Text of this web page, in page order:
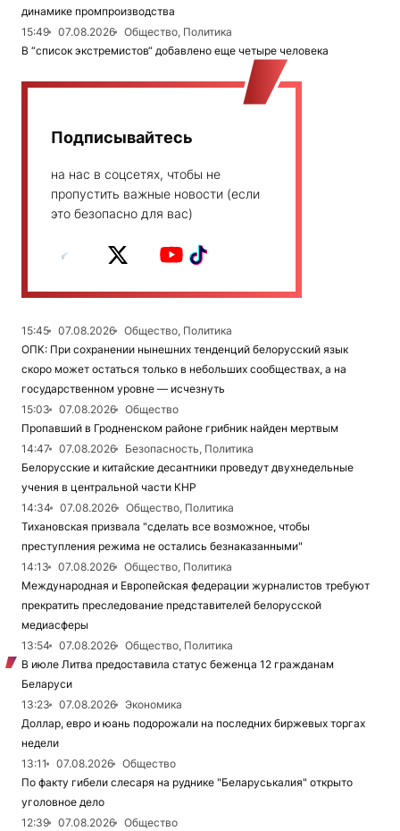
динамике промпроизводства
15:49
07.08.2026
Общество, Политика
В “список экстремистов“ добавлено еще четыре человека
Подписывайтесь
на нас в соцсетях, чтобы не
пропустить важные новости (если
это безопасно для вас)
15:45 07.08.2026
Общество, Политика
ОПК: При сохранении нынешних тенденций белорусский язык
скоро может остаться только в небольших сообществах, а на
государственном уровне — исчезнуть
15:03
07.08.2026
Общество
Пропавший в Гродненском районе грибник найден мертвым
14:47
07.08.2026
Безопасность, Политика
Белорусские и китайские десантники проведут двухнедельные
учения в центральной части КНР
14:34
07.08.2026
Общество, Политика
Тихановская призвала "сделать все возможное, чтобы
преступления режима не остались безнаказанными"
14:13
07.08.2026
Общество, Политика
Международная и Европейская федерации журналистов требуют
прекратить преследование представителей белорусской
медиасферы
13:54
07.08.2026
Общество, Политика
В июле Литва предоставила статус беженца 12 гражданам
Беларуси
13:23
07.08.2026
Экономика
Доллар, евро и юань подорожали на последних биржевых торгах
недели
13:11
07.08.2026
Общество
По факту гибели слесаря на руднике "Беларуськалия" открыто
уголовное дело
12:39
07.08.2026
Общество